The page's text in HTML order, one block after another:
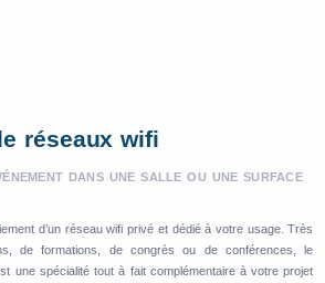
réseaux wifi
DANS UNE SALLE OU UNE SURFACE
d’un réseau wifi privé et dédié à votre usage. Très
de formations, de congrès ou de conférences, le
une spécialité tout à fait complémentaire à votre projet